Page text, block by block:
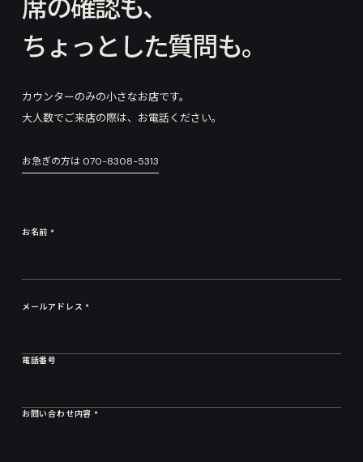
ちょっとした質問も。
カウンターのみの小さなお店です。
大人数でご来店の際は、お電話ください。
お急ぎの方は070-8308-5313
お名前 *
メールアドレス *
電話番号
お問い合わせ内容 *